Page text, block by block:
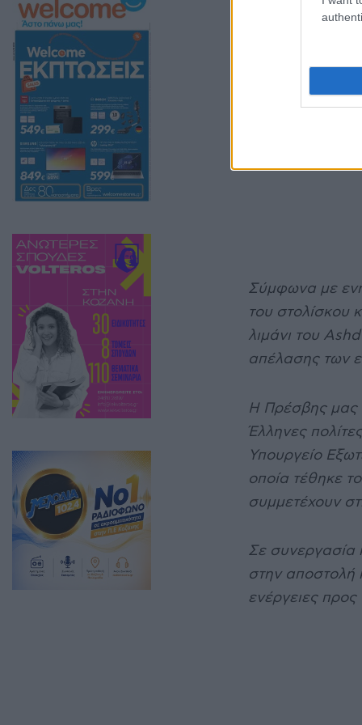
Σύμφωνα με
του στολίσκου
λιμάνι του
απέλασης των
Η Πρέσβης μας
Έλληνες
Υπουργείο
οποία τέθηκε
συμμετέχουν
Σε συνεργασία
στην αποστολή
ενέργειες